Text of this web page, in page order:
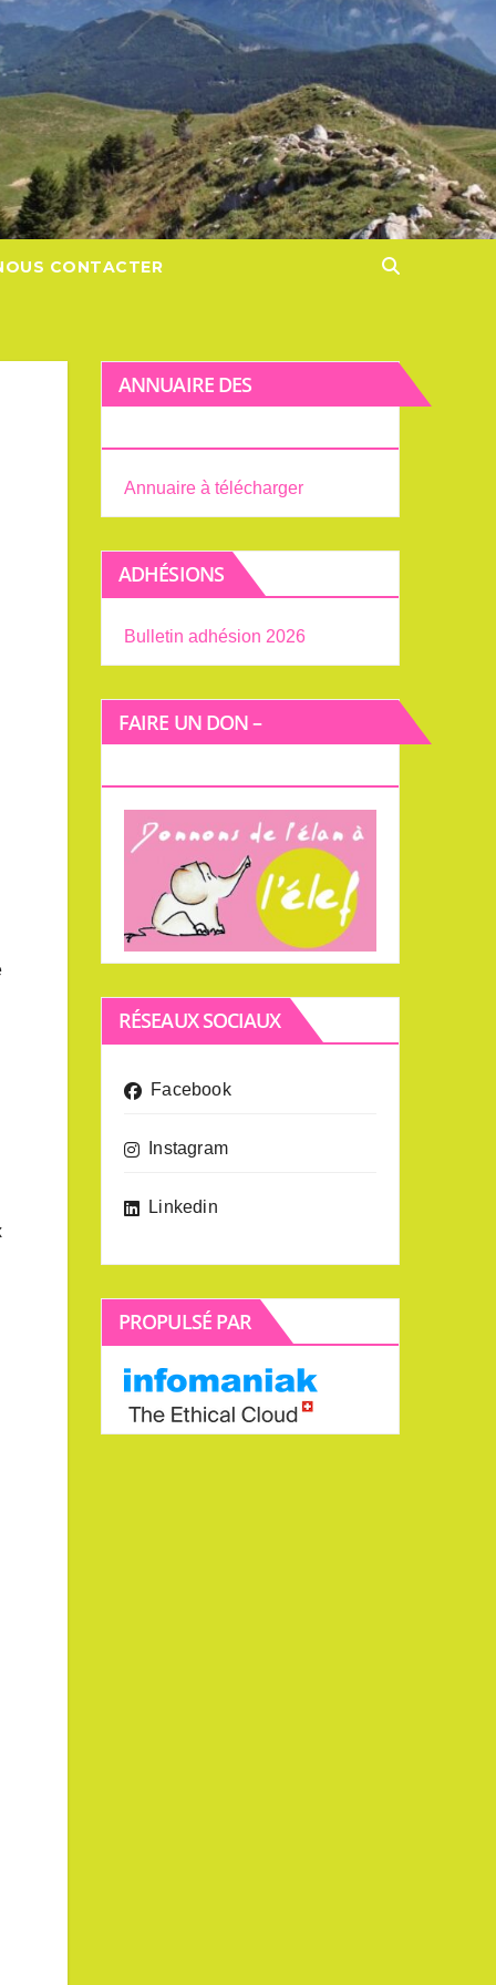
CONTACTER
ANNUAIRE DES
Annuaire à télécharger
ADHÉSIONS
Bulletin adhésion 2026
FAIRE UN DON –
RÉSEAUX SOCIAUX
Facebook
Instagram
Linkedin
PROPULSÉ PAR